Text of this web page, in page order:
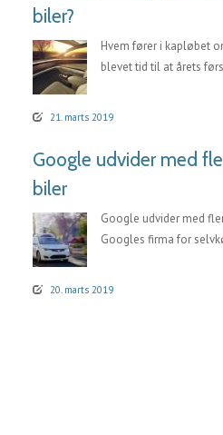
biler?
Hvem fører i kapløbet
blevet tid til at årets
21. marts 2019
Google udvider med
biler
Google udvider med
Googles firma for
20. marts 2019